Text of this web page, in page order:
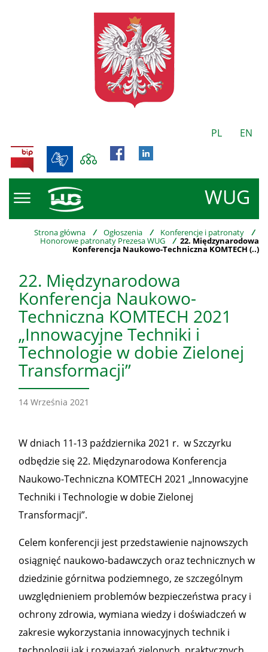
PL EN
WUG
BIP
Strona główna / Ogłoszenia / Konferencje i patronaty /
Honorowe patronaty Prezesa WUG / 22. Międzynarodowa
Konferencja Naukowo-Techniczna KOMTECH (..)
22. Międzynarodowa
Konferencja Naukowo-
Techniczna KOMTECH 2021
„Innowacyjne Techniki i
Technologie w dobie Zielonej
Transformacji”
14 Września 2021
W dniach 11-13 października 2021 r. w Szczyrku
odbędzie się 22. Międzynarodowa Konferencja
Naukowo-Techniczna KOMTECH 2021 „Innowacyjne
Techniki i Technologie w dobie Zielonej
Transformacji”.
Celem konferencji jest przedstawienie najnowszych
osiągnięć naukowo-badawczych oraz technicznych w
dziedzinie górnitwa podziemnego, ze szczególnym
uwzględnieniem problemów bezpieczeństwa pracy i
ochrony zdrowia, wymiana wiedzy i doświadczeń w
zakresie wykorzystania innowacyjnych technik i